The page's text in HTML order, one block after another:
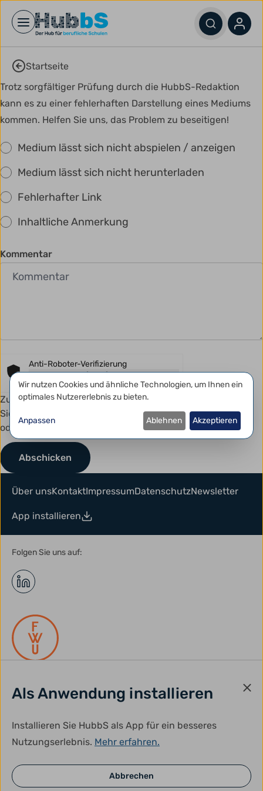
Open main menu
Startseite
Trotz sorgfältiger Prüfung durch die HubbS-Redaktion
kann es zu einer fehlerhaften Darstellung eines Mediums
kommen. Helfen Sie uns, das Problem zu beseitigen!
Medium lässt sich nicht abspielen / anzeigen
Medium lässt sich nicht herunterladen
Fehlerhafter Link
Inhaltliche Anmerkung
Kommentar
Anti-Roboter-Verifizierung
Hier klicken
FriendlyCaptcha ⇗
Zum Schutz vor Spam kann dieses Formular eine kurze
Sicherheitsprüfung erfordern. Diese erfolgt automatisch
oder mit einem einfachen Klick.
Als Anwendung installieren
Installieren Sie HubbS als App für ein besseres
Nutzungserlebnis. Mehr erfahren.
Abbrechen
Über unsKontaktImpressumDatenschutzNewsletter
App installieren
Folgen Sie uns auf:
gefördert durch:
Datenschutzeinstellungen
Wir nutzen Cookies und ähnliche Technologien, um Ihnen ein
optimales Nutzererlebnis zu bieten.
Anpassen Ablehnen Akzeptieren